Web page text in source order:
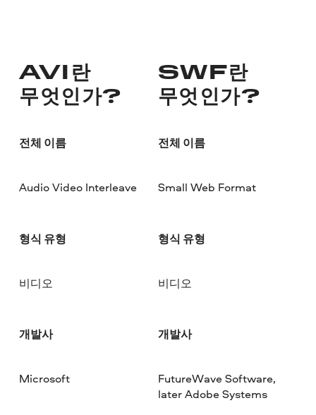
AVI란
무엇인가?
전체 이름
Audio Video Interleave
형식 유형
비디오
개발사
Microsoft
SWF란
무엇인가?
전체 이름
Small Web Format
형식 유형
비디오
개발사
FutureWave Software,
later Adobe Systems